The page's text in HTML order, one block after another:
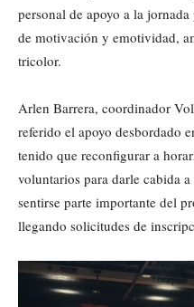
personal de apoyo a la
de motivación y emotividad,
tricolor.
Arlen Barrera, coordinador
referido el apoyo desbordado
tenido que reconfigurar a
voluntarios para darle cabida
sentirse parte importante del
llegando solicitudes de